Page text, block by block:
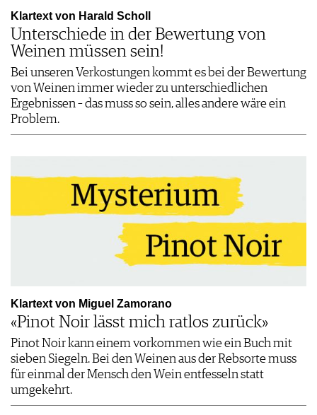
Klartext von Harald Scholl
Unterschiede in der Bewertung von
Weinen müssen sein!
Bei unseren Verkostungen kommt es bei der Bewertung
von Weinen immer wieder zu unterschiedlichen
Ergebnissen – das muss so sein, alles andere wäre ein
Problem.
Klartext von Miguel Zamorano
«Pinot Noir lässt mich ratlos zurück»
Pinot Noir kann einem vorkommen wie ein Buch mit
sieben Siegeln. Bei den Weinen aus der Rebsorte muss
für einmal der Mensch den Wein entfesseln statt
umgekehrt.